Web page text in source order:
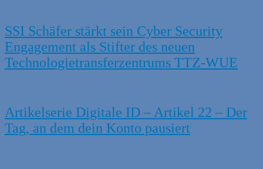
SSI Schäfer stärkt sein Cyber Security
Engagement als Stifter des neuen
Technologietransferzentrums TTZ‑WUE
Artikelserie Digitale ID – Artikel 22 – Der
Tag, an dem dein Konto pausiert